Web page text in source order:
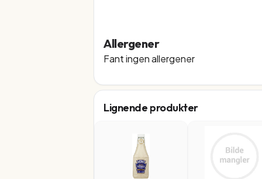
Allergener
Fant ingen allergener
Lignende produkter